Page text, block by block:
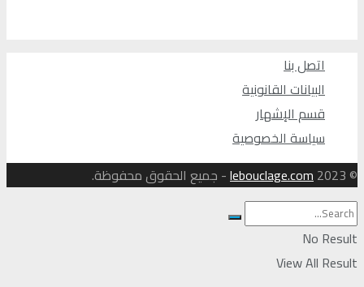
اتصل بنا
البيانات القانونية
قسم الإشهار
سياسة الخصوصية
© 2023
lebouclage.com- جميع الحقوق محفوظة.
No Result
View All Result